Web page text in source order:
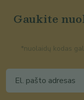
Gaukite
*nuolaidų kodas